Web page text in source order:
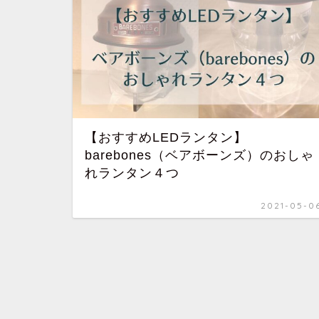
【おすすめLEDランタン】
barebones（ベアボーンズ）のおしゃ
れランタン４つ
2021-05-